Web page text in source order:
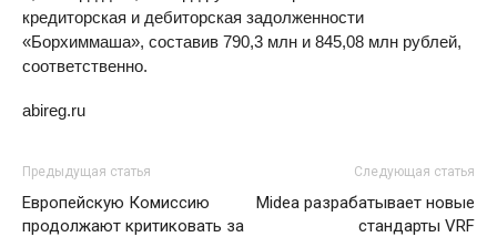
кредиторская и дебиторская задолженности
«Борхиммаша», составив 790,3 млн и 845,08 млн рублей,
соответственно.
abireg.ru
Предыдущая статья
Европейскую Комиссию
продолжают критиковать за
Следующая статья
Midea разрабатывает новые
стандарты VRF